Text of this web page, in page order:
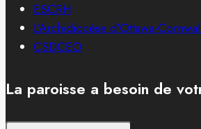
ESCRH
L’Archidiocèse d’Ottawa-
CSDCEO
La paroisse a besoin de